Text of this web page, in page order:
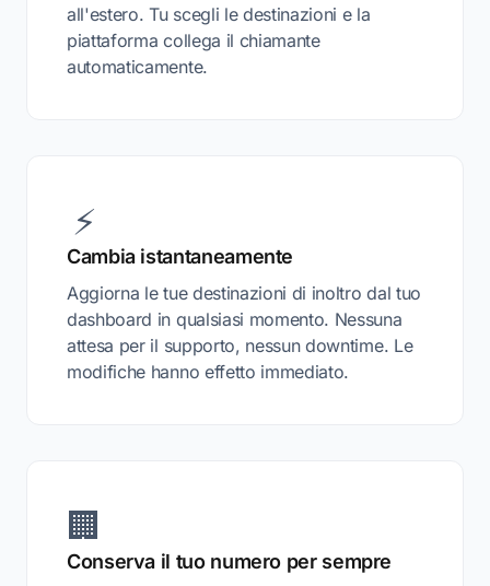
all'estero. Tu scegli le destinazioni e la
piattaforma collega il chiamante
automaticamente.
⚡
Cambia istantaneamente
Aggiorna le tue destinazioni di inoltro dal tuo
dashboard in qualsiasi momento. Nessuna
attesa per il supporto, nessun downtime. Le
modifiche hanno effetto immediato.
🏢
Conserva il tuo numero per sempre